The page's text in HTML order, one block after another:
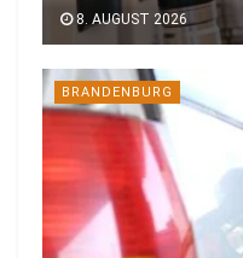
8. AUGUST 2026
BRANDENBURG